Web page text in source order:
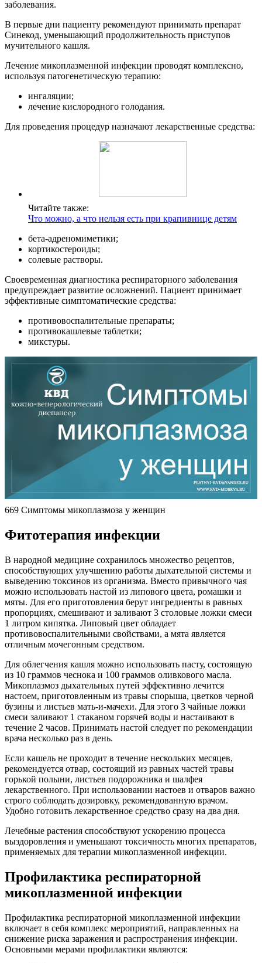
заболевания.
В первые дни пациенту рекомендуют принимать препарат
Синекод, уменьшающий продолжительность приступов
мучительного кашля.
Лечение микоплазменной инфекции проводят комплексно,
используя патогенетическую терапию:
ингаляции;
лечение кислородного голодания.
Для проведения процедур назначают лекарственные средства:
Читайте также:
Что можно, а что нельзя есть при крапивнице детям
бета-адреномиметики;
кортикостероиды;
солевые растворы.
Своевременная диагностика респираторного заболевания
предупреждает развитие осложнений. Пациент принимает
эффективные симптоматические средства:
противовоспалительные препараты;
противокашлевые таблетки;
микстуры.
669 Симптомы микоплазмоза у женщин
Фитотерапия инфекции
В народной медицине сохранилось множество рецептов,
способствующих улучшению работы дыхательной системы и
выведению токсинов из организма. Вместо привычного чая
можно использовать настой из липового цвета, ромашки и
мяты. Для его приготовления берут ингредиенты в равных
пропорциях, смешивают и заливают 3 столовые ложки смеси
1 литром кипятка. Липовый цвет обладает
противовоспалительными свойствами, а мята является
отличным мочегонным средством.
Для облегчения кашля можно использовать пасту, состоящую
из 10 граммов чеснока и 100 граммов оливкового масла.
Микоплазмоз дыхательных путей эффективно лечится
настоем, приготовленным из травы спорыша, цветков черной
бузины и листьев мать-и-мачехи. Для этого 3 чайные ложки
смеси заливают 1 стаканом горячей воды и настаивают в
течение 2 часов. Принимать настой следует по рекомендации
врача несколько раз в день.
Если кашель не проходит в течение нескольких месяцев,
рекомендуется отвар, состоящий из равных частей травы
горькой полыни, листьев подорожника и шалфея
лекарственного. При использовании настоев и отваров важно
строго соблюдать дозировку, рекомендованную врачом.
Удобно готовить лекарственное средство сразу на два дня.
Лечебные растения способствуют ускорению процесса
выздоровления и уменьшают токсичность многих препаратов,
применяемых для терапии микоплазменной инфекции.
Профилактика респираторной
микоплазменной инфекции
Профилактика респираторной микоплазменной инфекции
включает в себя комплекс мероприятий, направленных на
снижение риска заражения и распространения инфекции.
Основными мерами профилактики являются: